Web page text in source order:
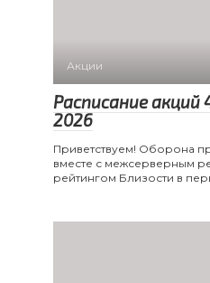
Акции
Расписание
2026
Приветствуем! Оборона
вместе с межсерверным
рейтингом Близости в